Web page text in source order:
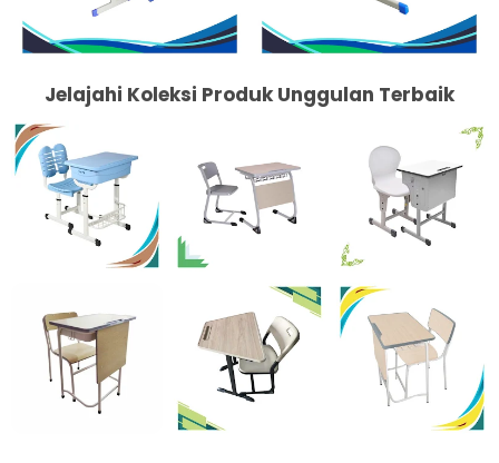
Jelajahi Koleksi Produk Unggulan Terbaik